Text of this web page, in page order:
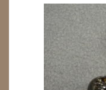
GEODE 'S /
GESLEPEN STENEN
HANGERS